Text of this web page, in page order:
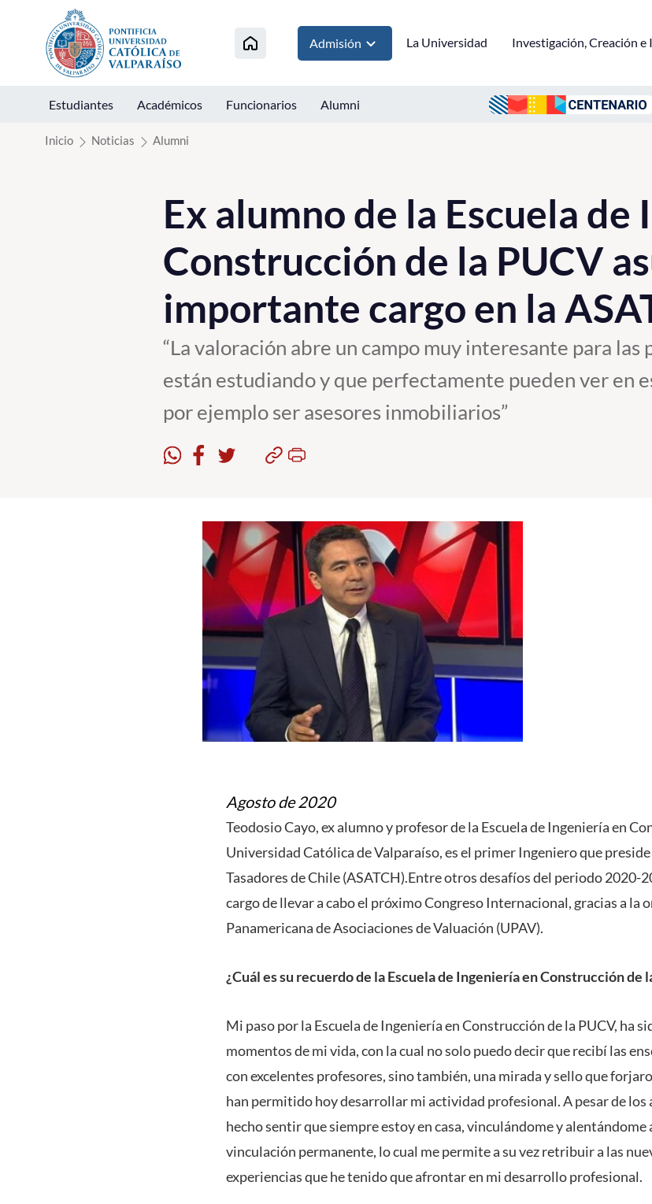
Click acá para ir directamente al contenido
Admisión La Universidad Investigación, Creación e
Estudiantes Académicos Funcionarios Alumni
Inicio Noticias Alumni
Ex alumno de la Escuela de
Construcción de la PUCV
importante cargo en la
“La valoración abre un campo muy interesante para las
están estudiando y que perfectamente pueden ver en
por ejemplo ser asesores inmobiliarios”
Agosto de 2020
Teodosio Cayo, ex alumno y profesor de la Escuela de Ingeniería en
Universidad Católica de Valparaíso, es el primer Ingeniero que
Tasadores de Chile (ASATCH).Entre otros desafíos del periodo 2020-
cargo de llevar a cabo el próximo Congreso Internacional, gracias a la
Panamericana de Asociaciones de Valuación (UPAV).
¿Cuál es su recuerdo de la Escuela de Ingeniería en Construcción de
Mi paso por la Escuela de Ingeniería en Construcción de la PUCV, ha
momentos de mi vida, con la cual no solo puedo decir que recibí las
con excelentes profesores, sino también, una mirada y sello que
han permitido hoy desarrollar mi actividad profesional. A pesar de los
hecho sentir que siempre estoy en casa, vinculándome y alentándome
vinculación permanente, lo cual me permite a su vez retribuir a las
experiencias que he tenido que afrontar en mi desarrollo profesional.